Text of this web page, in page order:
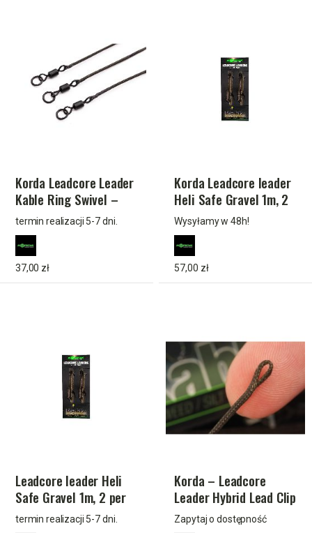
Korda Leadcore Leader
Kable Ring Swivel –
Weed/Silt (3 szt.)
termin realizacji 5-7 dni.
37,00 zł
Korda Leadcore leader
Heli Safe Gravel 1m, 2
per pack
Wysyłamy w 48h!
57,00 zł
Leadcore leader Heli
Safe Gravel 1m, 2 per
pack
termin realizacji 5-7 dni.
Korda – Leadcore
Leader Hybrid Lead Clip
QC Swivel Weed
Zapytaj o dostępność